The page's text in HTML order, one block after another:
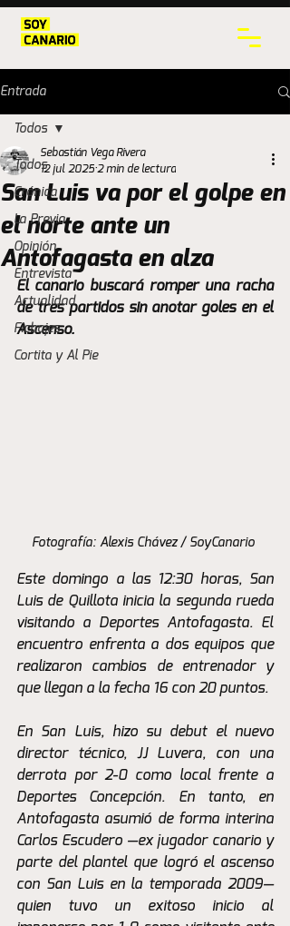
Entrada
Todos
Crónica
La Previa
Opinión
Entrevista
Actualidad
Fichajes
Cortita y Al Pie
Todos
San Luis va por el golpe en
el norte ante un
Antofagasta en alza
Sebastián Vega Rivera
12 jul 2025 2 min de lectura
El canario buscará romper una racha
de tres partidos sin anotar goles en el
Ascenso.
Fotografía: Alexis Chávez / SoyCanario
Este domingo a las 12:30 horas, San
Luis de Quillota inicia la segunda rueda
visitando a Deportes Antofagasta. El
encuentro enfrenta a dos equipos que
realizaron cambios de entrenador y
que llegan a la fecha 16 con 20 puntos.
En San Luis, hizo su debut el nuevo
director técnico, JJ Luvera, con una
derrota por 2-0 como local frente a
Deportes Concepción. En tanto, en
Antofagasta asumió de forma interina
Carlos Escudero —ex jugador canario y
parte del plantel que logró el ascenso
con San Luis en la temporada 2009—
quien tuvo un exitoso inicio al